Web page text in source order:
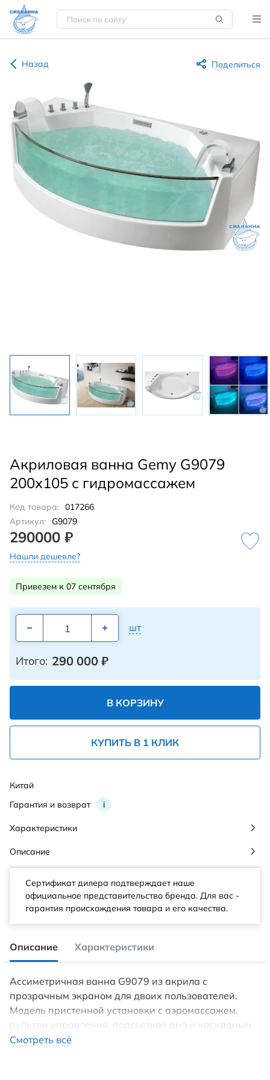
Назад Поделиться
Акриловая ванна Gemy G9079
200х105 с гидромассажем
Код товара: 017266
Артикул:
G9079
290000 ₽
Нашли дешевле?
Привезем к 07 сентября
шт
Итого: 290 000 ₽
В КОРЗИНУ
КУПИТЬ В 1 КЛИК
Гарантия и возврат i
Китай
Характеристики
Описание
Сертификат дилера подтверждает наше
официальное представительство бренда. Для вас -
гарантия происхождения товара и его качества.
Описание Характеристики
Ассиметричная ванна G9079 из акрила с
прозрачным экраном для двоих пользователей.
Модель пристенной установки с аэромассажем,
пультом управления, подсветкой дна и каскадным
изливом.
Смотреть всё